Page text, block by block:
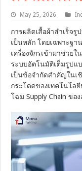
May 25, 2026
การผลิตเสื้อผ้าสำเร็จ
เป็นหลัก โดยเฉพาะฐา
เครื่องจักรเข้ามาช่วย
ระบบอัตโนมัติเต็มรูปแ
เป็นข้อจำกัดสำคัญในเ
กระโดดของเทคโนโล
โฉม Supply Chain ขอ